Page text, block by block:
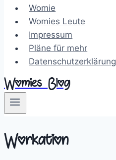
Womie
Womies Leute
Impressum
Pläne für mehr
Datenschutzerklärung
Womies Blog
Workation